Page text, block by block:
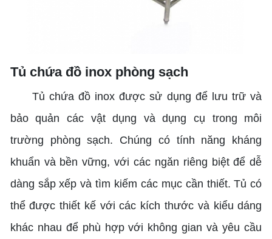
Tủ chứa đồ inox phòng sạch
Tủ chứa đồ inox được sử dụng để lưu trữ và
bảo quản các vật dụng và dụng cụ trong môi
trường phòng sạch. Chúng có tính năng kháng
khuẩn và bền vững, với các ngăn riêng biệt để dễ
dàng sắp xếp và tìm kiếm các mục cần thiết. Tủ có
thể được thiết kế với các kích thước và kiểu dáng
khác nhau để phù hợp với không gian và yêu cầu